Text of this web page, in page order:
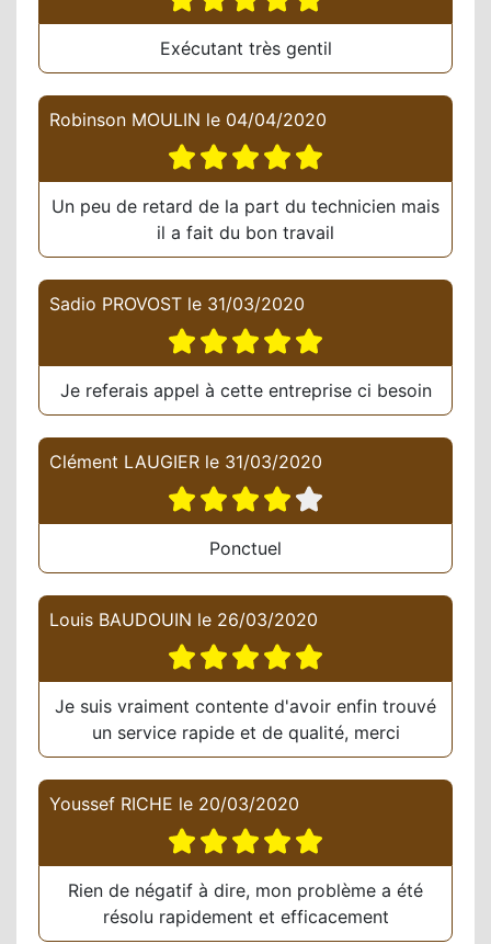
Exécutant très gentil
Robinson MOULIN le 04/04/2020
Un peu de retard de la part du technicien mais
il a fait du bon travail
Sadio PROVOST le 31/03/2020
Je referais appel à cette entreprise ci besoin
Clément LAUGIER le 31/03/2020
Ponctuel
Louis BAUDOUIN le 26/03/2020
Je suis vraiment contente d'avoir enfin trouvé
un service rapide et de qualité, merci
Youssef RICHE le 20/03/2020
Rien de négatif à dire, mon problème a été
résolu rapidement et efficacement